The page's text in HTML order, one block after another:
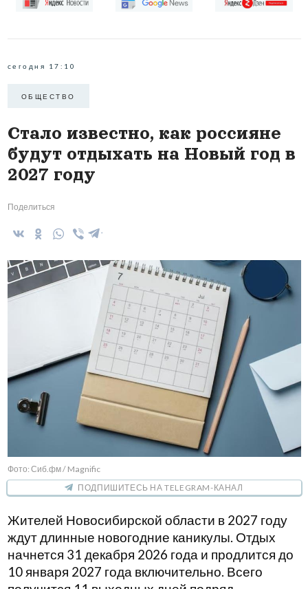
сегодня 17:10
ОБЩЕСТВО
Стало известно, как россияне
будут отдыхать на Новый год в
2027 году
Поделиться
Фото: Сиб.фм / Magnific
ПОДПИШИТЕСЬ НА TELEGRAM-КАНАЛ
Жителей Новосибирской области в 2027 году
ждут длинные новогодние каникулы. Отдых
начнется 31 декабря 2026 года и продлится до
10 января 2027 года включительно. Всего